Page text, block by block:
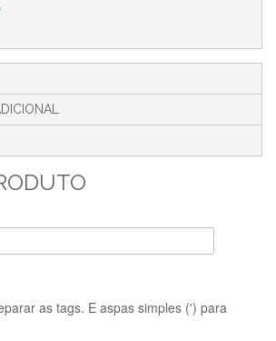
as tags. E aspas simples (') para